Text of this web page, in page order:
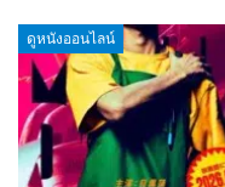
ดูหนังออนไลน์